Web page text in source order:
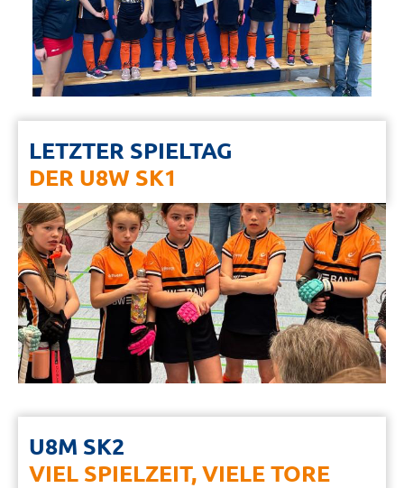
LETZTER SPIELTAG
DER U8W SK1
U8M SK2
VIEL SPIELZEIT, VIELE TORE